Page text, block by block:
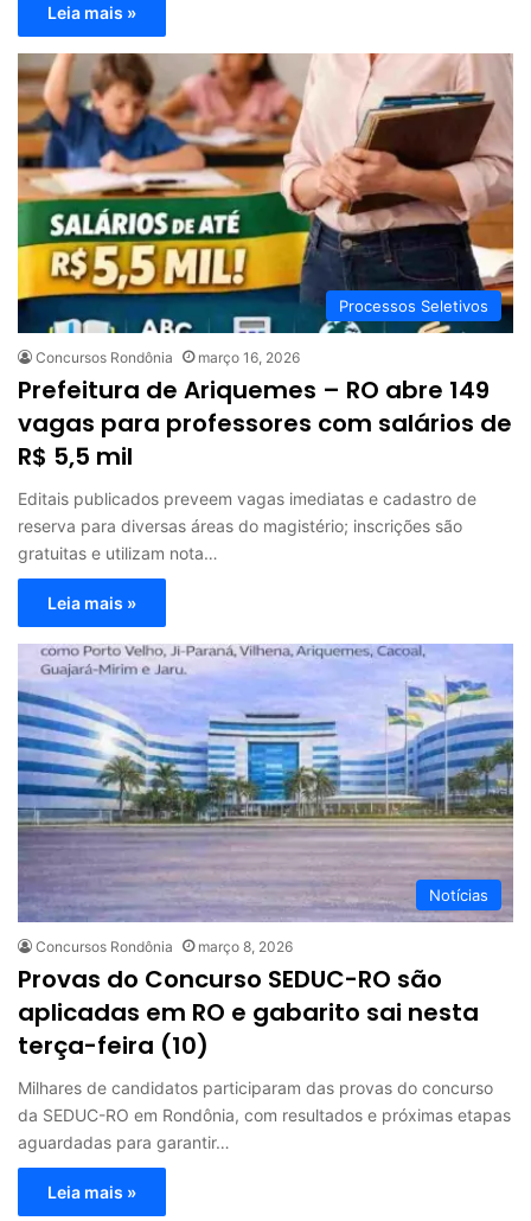
Leia mais »
Processos Seletivos
Concursos Rondônia março 16, 2026
Prefeitura de Ariquemes – RO abre 149
vagas para professores com salários de
R$ 5,5 mil
Editais publicados preveem vagas imediatas e cadastro de
reserva para diversas áreas do magistério; inscrições são
gratuitas e utilizam nota…
Leia mais »
Notícias
Concursos Rondônia março 8, 2026
Provas do Concurso SEDUC-RO são
aplicadas em RO e gabarito sai nesta
terça-feira (10)
Milhares de candidatos participaram das provas do concurso
da SEDUC-RO em Rondônia, com resultados e próximas etapas
aguardadas para garantir…
Leia mais »